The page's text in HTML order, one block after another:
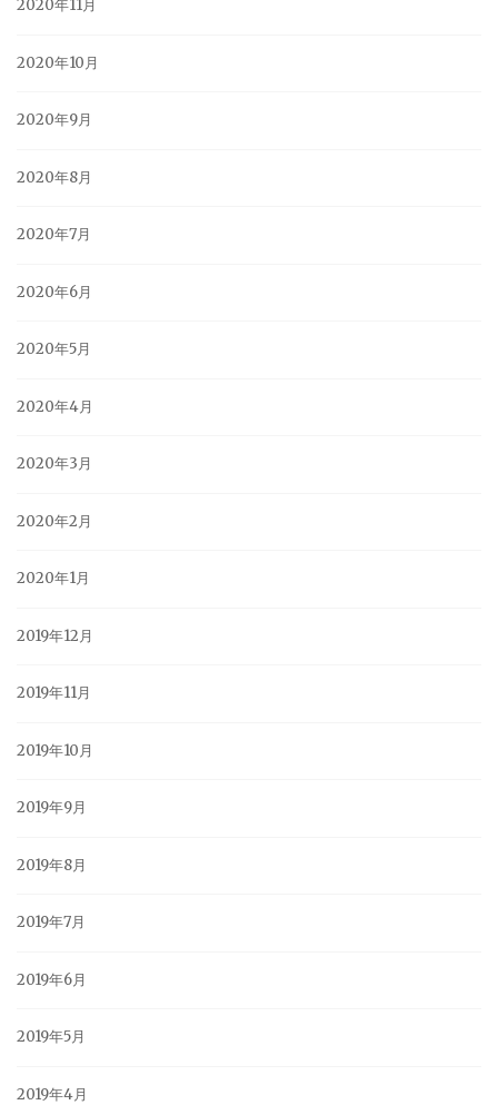
2020年11月
2020年10月
2020年9月
2020年8月
2020年7月
2020年6月
2020年5月
2020年4月
2020年3月
2020年2月
2020年1月
2019年12月
2019年11月
2019年10月
2019年9月
2019年8月
2019年7月
2019年6月
2019年5月
2019年4月